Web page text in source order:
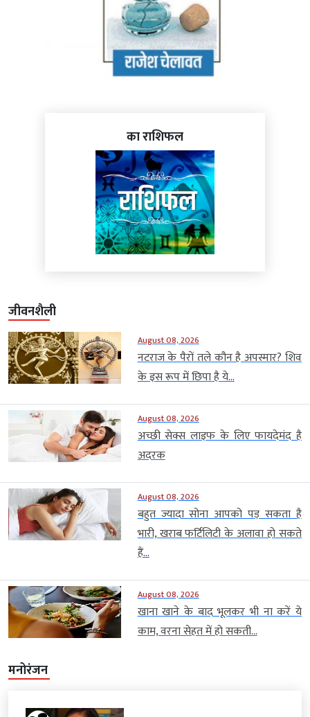
का राशिफल
जीवनशैली
August 08, 2026
नटराज के पैरों तले कौन है अपस्मार? शिव
के इस रूप में छिपा है ये...
August 08, 2026
अच्छी सेक्स लाइफ के लिए फायदेमंद है
अदरक
August 08, 2026
बहुत ज्यादा सोना आपको पड़ सकता है
भारी, खराब फर्टिलिटी के अलावा हो सकते
हैं...
August 08, 2026
खाना खाने के बाद भूलकर भी ना करें ये
काम, वरना सेहत में हो सकती...
मनोरंजन